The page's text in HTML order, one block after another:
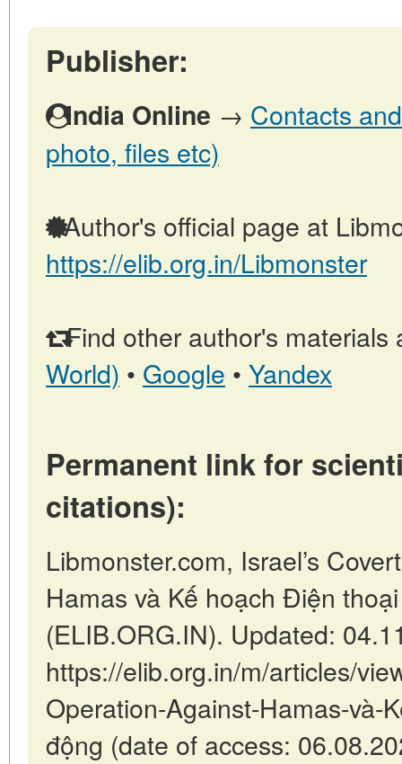
Publisher:
India Online → Contacts
photo, files etc)
Author's official page at
https://elib.org.in/Libmonster
Find other author's materials
World) • Google • Yandex
Permanent link for
citations):
Libmonster.com, Israel’s
Hamas và Kế hoạch Điện
(ELIB.ORG.IN). Updated:
https://elib.org.in/m/articles/
Operation-Against-Hamas-và-
động (date of access: